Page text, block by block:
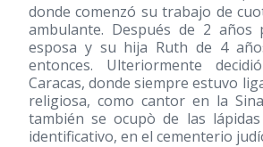
donde comenzó su trabajo de
ambulante. Después de 2
esposa y su hija Ruth de 4
entonces. Ulteriormente
Caracas, donde siempre estuvo
religiosa, como cantor en la
también se ocupò de las
identificativo, en el cementerio